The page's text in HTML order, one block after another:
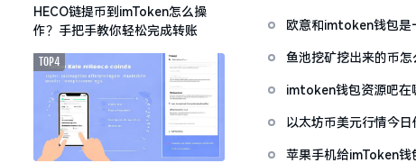
HECO链提币到imToken怎么操
作？手把手教你轻松完成转账
TOP4
欧意和imtoken钱包是
鱼池挖矿挖出来的币
imtoken钱包资源吧在
以太坊币美元行情今
苹果手机给imToken钱